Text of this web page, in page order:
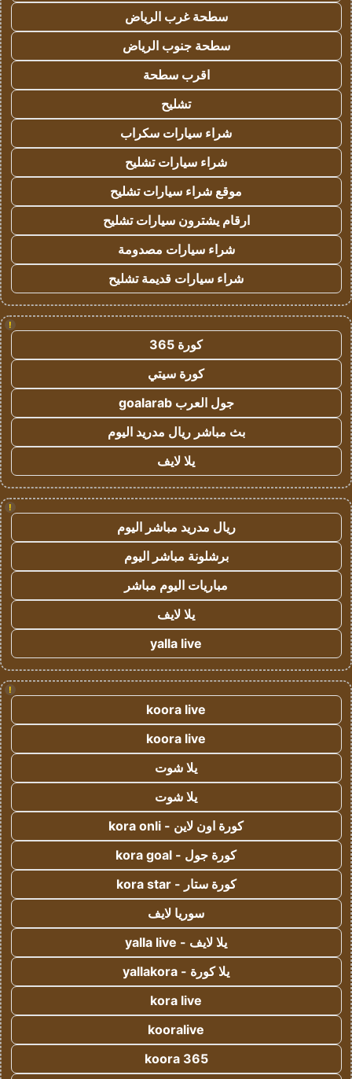
سطحة غرب الرياض
سطحة جنوب الرياض
اقرب سطحة
تشليح
شراء سيارات سكراب
شراء سيارات تشليح
موقع شراء سيارات تشليح
ارقام يشترون سيارات تشليح
شراء سيارات مصدومة
شراء سيارات قديمة تشليح
!
كورة 365
كورة سيتي
جول العرب goalarab
بث مباشر ريال مدريد اليوم
يلا لايف
!
ريال مدريد مباشر اليوم
برشلونة مباشر اليوم
مباريات اليوم مباشر
يلا لايف
yalla live
!
koora live
koora live
يلا شوت
يلا شوت
كورة اون لاين - kora onli
كورة جول - kora goal
كورة ستار - kora star
سوريا لايف
يلا لايف - yalla live
يلا كورة - yallakora
kora live
kooralive
koora 365